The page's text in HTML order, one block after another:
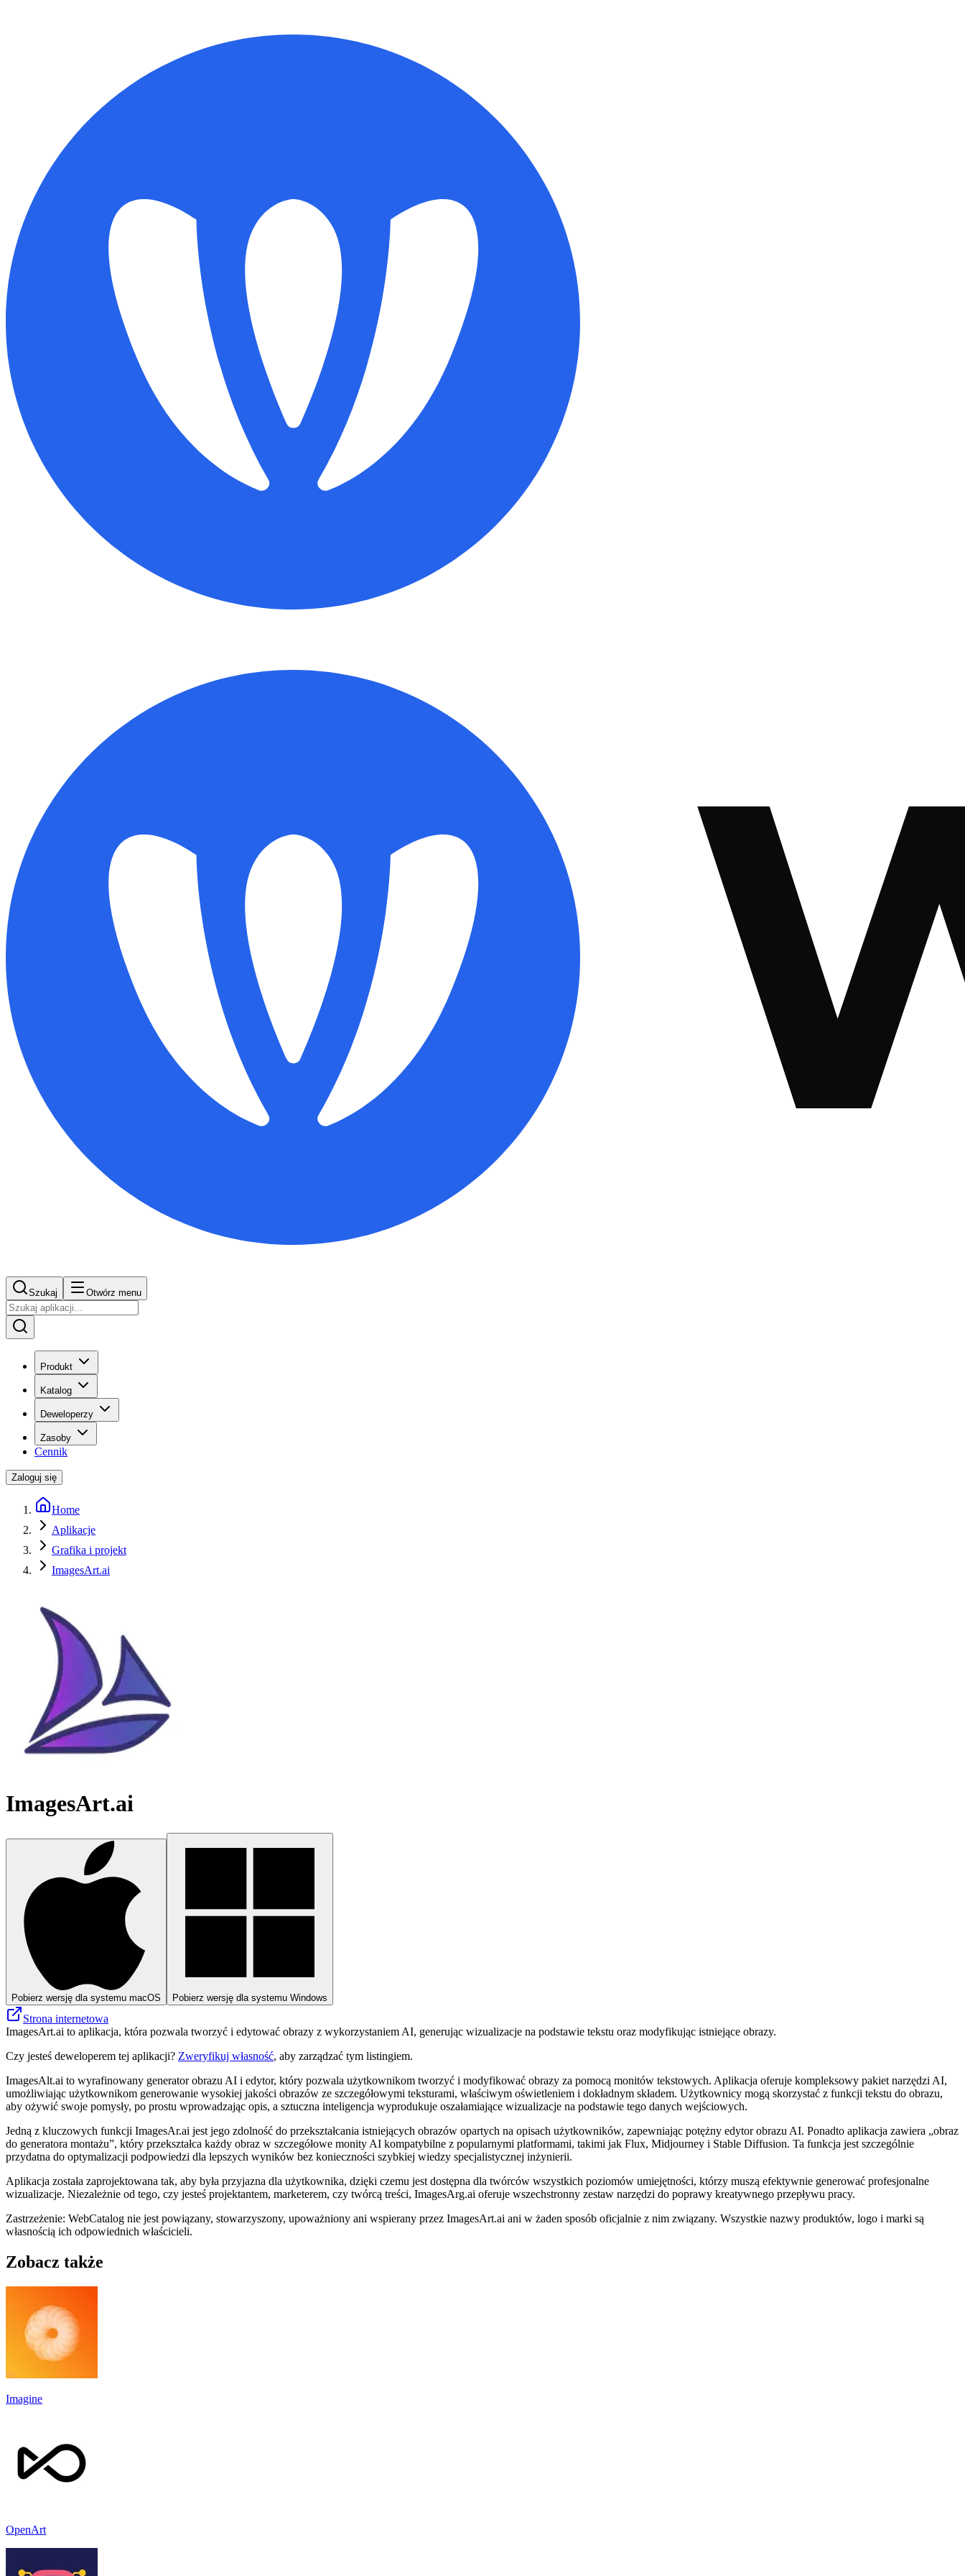
Szukaj Otwórz menu
Produkt
Katalog
Deweloperzy
Zasoby
Cennik
Zaloguj się
Home
Aplikacje
Grafika i projekt
ImagesArt.ai
ImagesArt.ai
Pobierz wersję dla systemu macOS Pobierz wersję dla systemu Windows
Strona internetowa
ImagesArt.ai to aplikacja, która pozwala tworzyć i edytować obrazy z wykorzystaniem AI, generując wizualizacje na podstawie tekstu oraz modyfikując istniejące obrazy.
Czy jesteś deweloperem tej aplikacji? Zweryfikuj własność, aby zarządzać tym listingiem.
ImagesAlt.ai to wyrafinowany generator obrazu AI i edytor, który pozwala użytkownikom tworzyć i modyfikować obrazy za pomocą monitów tekstowych. Aplikacja oferuje kompleksowy pakiet narzędzi AI,
umożliwiając użytkownikom generowanie wysokiej jakości obrazów ze szczegółowymi teksturami, właściwym oświetleniem i dokładnym składem. Użytkownicy mogą skorzystać z funkcji tekstu do obrazu,
aby ożywić swoje pomysły, po prostu wprowadzając opis, a sztuczna inteligencja wyprodukuje oszałamiające wizualizacje na podstawie tego danych wejściowych.
Jedną z kluczowych funkcji ImagesAr.ai jest jego zdolność do przekształcania istniejących obrazów opartych na opisach użytkowników, zapewniając potężny edytor obrazu AI. Ponadto aplikacja zawiera „obraz
do generatora montażu”, który przekształca każdy obraz w szczegółowe monity AI kompatybilne z popularnymi platformami, takimi jak Flux, Midjourney i Stable Diffusion. Ta funkcja jest szczególnie
przydatna do optymalizacji podpowiedzi dla lepszych wyników bez konieczności szybkiej wiedzy specjalistycznej inżynierii.
Aplikacja została zaprojektowana tak, aby była przyjazna dla użytkownika, dzięki czemu jest dostępna dla twórców wszystkich poziomów umiejętności, którzy muszą efektywnie generować profesjonalne
wizualizacje. Niezależnie od tego, czy jesteś projektantem, marketerem, czy twórcą treści, ImagesArg.ai oferuje wszechstronny zestaw narzędzi do poprawy kreatywnego przepływu pracy.
Zastrzeżenie: WebCatalog nie jest powiązany, stowarzyszony, upoważniony ani wspierany przez ImagesArt.ai ani w żaden sposób oficjalnie z nim związany. Wszystkie nazwy produktów, logo i marki są
własnością ich odpowiednich właścicieli.
Zobacz także
Imagine
OpenArt